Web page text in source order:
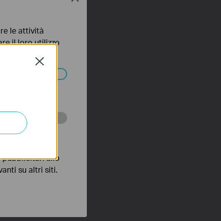
Close
le attività
il loro utilizzo
essere
di
pubblicitari allo
su altri siti.